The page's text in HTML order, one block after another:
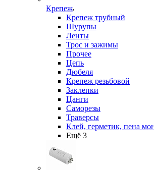
Крепеж
Крепеж трубный
Шурупы
Ленты
Трос и зажимы
Прочее
Цепь
Дюбеля
Крепеж резьбовой
Заклепки
Цанги
Саморезы
Траверсы
Клей, герметик, пена
Ещё 3